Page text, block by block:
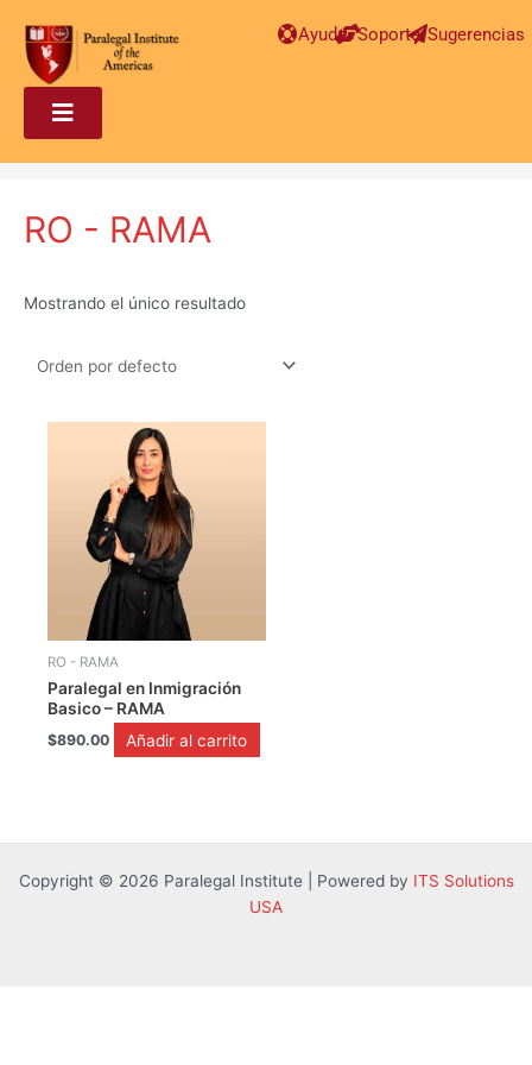
Ayuda Soporte Sugerencias
RO - RAMA
Mostrando el único resultado
RO - RAMA
Paralegal en Inmigración
Basico – RAMA
$890.00 Añadir al carrito
Copyright © 2026 Paralegal Institute | Powered by ITS Solutions
USA